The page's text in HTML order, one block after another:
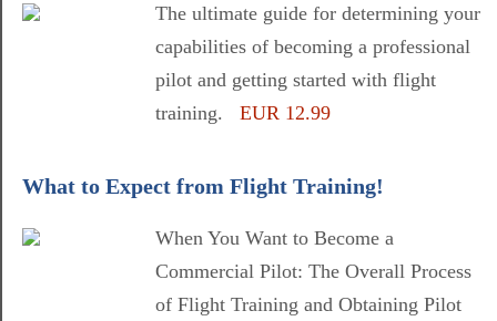
The ultimate guide for determining your
capabilities of becoming a professional
pilot and getting started with flight
training. EUR 12.99
What to Expect from Flight Training!
When You Want to Become a
Commercial Pilot: The Overall Process
of Flight Training and Obtaining Pilot